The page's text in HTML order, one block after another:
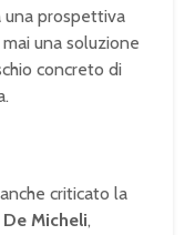
una prospettiva
una soluzione
concreto di
criticato la
De Micheli,